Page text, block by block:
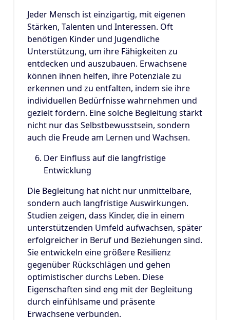
Jeder Mensch ist einzigartig, mit eigenen
Stärken, Talenten und Interessen. Oft
benötigen Kinder und Jugendliche
Unterstützung, um ihre Fähigkeiten zu
entdecken und auszubauen. Erwachsene
können ihnen helfen, ihre Potenziale zu
erkennen und zu entfalten, indem sie ihre
individuellen Bedürfnisse wahrnehmen und
gezielt fördern. Eine solche Begleitung stärkt
nicht nur das Selbstbewusstsein, sondern
auch die Freude am Lernen und Wachsen.
Der Einfluss auf die langfristige
Entwicklung
Die Begleitung hat nicht nur unmittelbare,
sondern auch langfristige Auswirkungen.
Studien zeigen, dass Kinder, die in einem
unterstützenden Umfeld aufwachsen, später
erfolgreicher in Beruf und Beziehungen sind.
Sie entwickeln eine größere Resilienz
gegenüber Rückschlägen und gehen
optimistischer durchs Leben. Diese
Eigenschaften sind eng mit der Begleitung
durch einfühlsame und präsente
Erwachsene verbunden.